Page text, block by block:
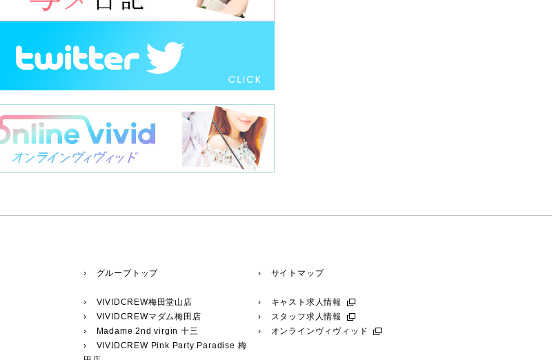
› グループトップ
› VIVIDCREW梅田堂山店
› VIVIDCREWマダム梅田店
›
Madame 2nd virgin 十三
› VIVIDCREW Pink Party Paradise 梅
› サイトマップ
› キャスト求人情報
› スタッフ求人情報
› オンラインヴィヴィッド